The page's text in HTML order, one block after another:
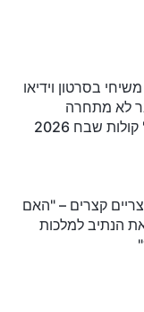
בסרטון וידיאו
לא מתחרה
שבח 2026
קצרים – "האם
הנתיב למלכות